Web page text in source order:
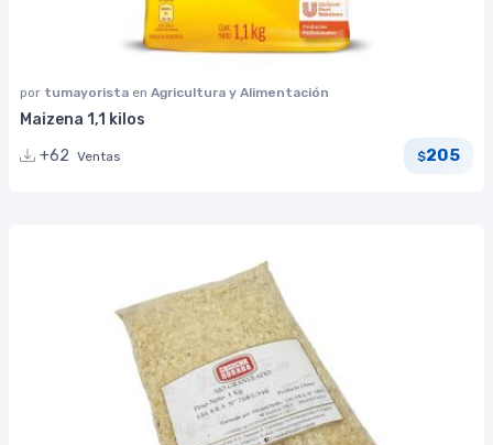
por tumayorista en Agricultura y Alimentación
Maizena 1,1 kilos
+62 Ventas $205